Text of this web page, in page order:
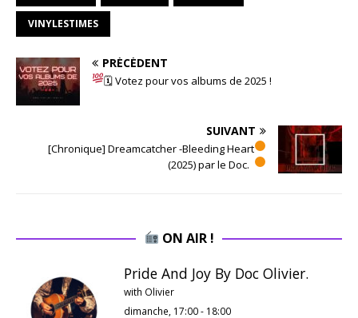
VINYLESTIMES
PRÉCÉDENT
🗓 Votez pour vos albums de 2025 !
SUIVANT
[Chronique] Dreamcatcher -Bleeding Heart
(2025) par le Doc.
ON AIR !
Pride And Joy By Doc Olivier.
with Olivier
dimanche, 17:00- 18:00